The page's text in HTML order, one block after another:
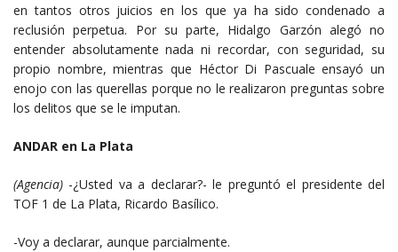
en tantos otros juicios en los que ya ha sido condenado a
reclusión perpetua. Por su parte, Hidalgo Garzón alegó no
entender absolutamente nada ni recordar, con seguridad, su
propio nombre, mientras que Héctor Di Pascuale ensayó un
enojo con las querellas porque no le realizaron preguntas sobre
los delitos que se le imputan.
ANDAR en La Plata
(Agencia) -¿Usted va a declarar?- le preguntó el presidente del
TOF 1 de La Plata, Ricardo Basílico.
-Voy a declarar, aunque parcialmente.